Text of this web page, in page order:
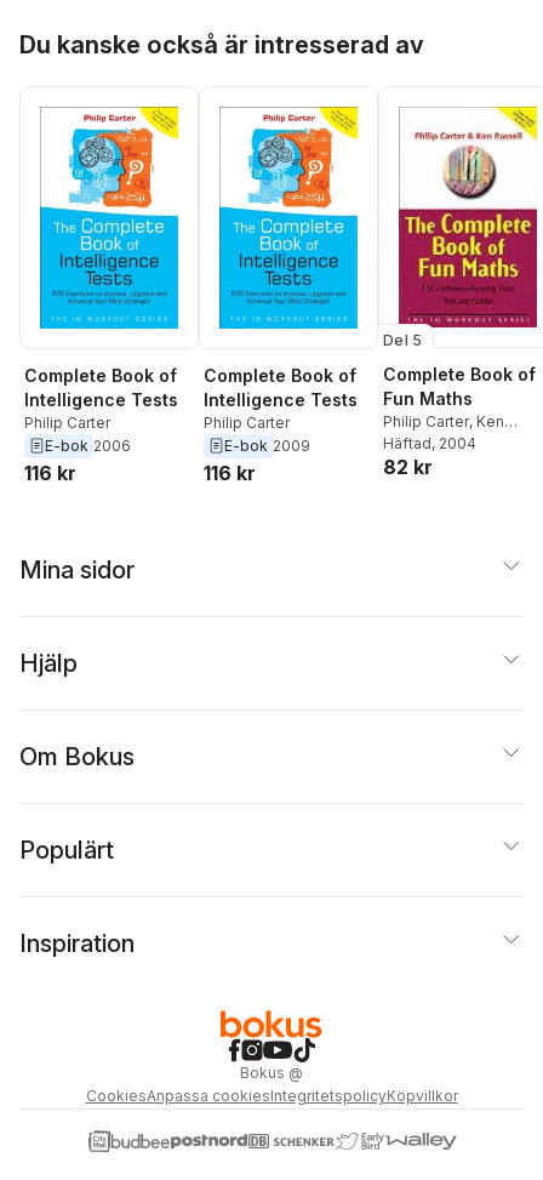
Du kanske också är intresserad av
Complete Book of
Intelligence Tests
Philip Carter
E-bok 2006
116 kr
Complete Book of
Intelligence Tests
Philip Carter
E-bok 2009
116 kr
Del 5
Complete Book of
Fun Maths
Philip Carter, Ken
Russell
Häftad, 2004
82 kr
Mina sidor
Hjälp
Om Bokus
Populärt
Inspiration
Bokus @
CookiesAnpassa cookiesIntegritetspolicyKöpvillkor